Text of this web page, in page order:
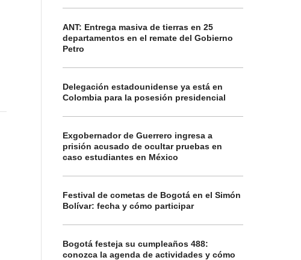
ANT: Entrega masiva de tierras en 25
departamentos en el remate del Gobierno
Petro
Delegación estadounidense ya está en
Colombia para la posesión presidencial
Exgobernador de Guerrero ingresa a
prisión acusado de ocultar pruebas en
caso estudiantes en México
Festival de cometas de Bogotá en el Simón
Bolívar: fecha y cómo participar
Bogotá festeja su cumpleaños 488:
conozca la agenda de actividades y cómo